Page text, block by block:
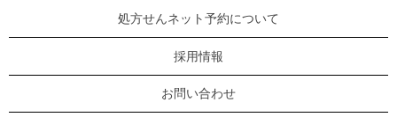
処方せんネット予約について
採用情報
お問い合わせ